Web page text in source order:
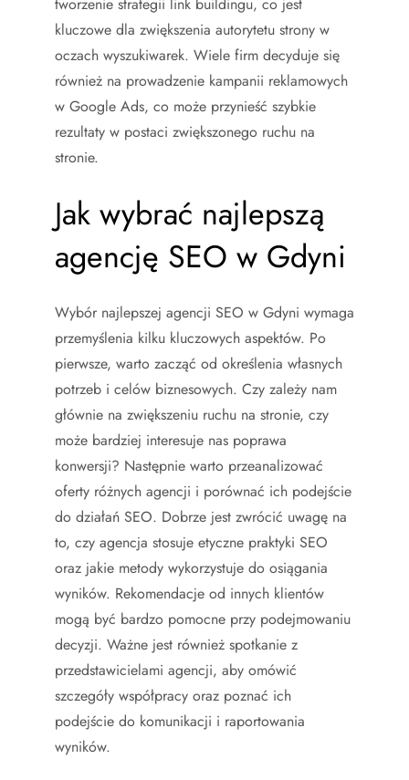
kluczowe dla zwiększenia autorytetu strony w
oczach wyszukiwarek. Wiele firm decyduje się
również na prowadzenie kampanii reklamowych
w Google Ads, co może przynieść szybkie
rezultaty w postaci zwiększonego ruchu na
stronie.
Jak wybrać najlepszą
agencję SEO w Gdyni
Wybór najlepszej agencji SEO w Gdyni wymaga
przemyślenia kilku kluczowych aspektów. Po
pierwsze, warto zacząć od określenia własnych
potrzeb i celów biznesowych. Czy zależy nam
głównie na zwiększeniu ruchu na stronie, czy
może bardziej interesuje nas poprawa
konwersji? Następnie warto przeanalizować
oferty różnych agencji i porównać ich podejście
do działań SEO. Dobrze jest zwrócić uwagę na
to, czy agencja stosuje etyczne praktyki SEO
oraz jakie metody wykorzystuje do osiągania
wyników. Rekomendacje od innych klientów
mogą być bardzo pomocne przy podejmowaniu
decyzji. Ważne jest również spotkanie z
przedstawicielami agencji, aby omówić
szczegóły współpracy oraz poznać ich
podejście do komunikacji i raportowania
wyników.